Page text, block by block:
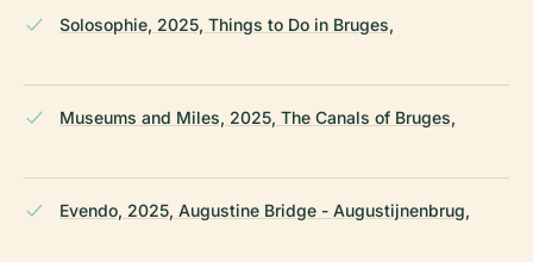
Solosophie, 2025, Things to Do in Bruges,
Museums and Miles, 2025, The Canals of Bruges,
Evendo, 2025, Augustine Bridge - Augustijnenbrug,